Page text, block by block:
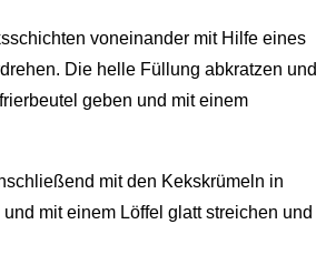
voneinander mit Hilfe eines
Die helle Füllung abkratzen und
geben und mit einem
mit den Kekskrümeln in
mit einem Löffel glatt streichen und